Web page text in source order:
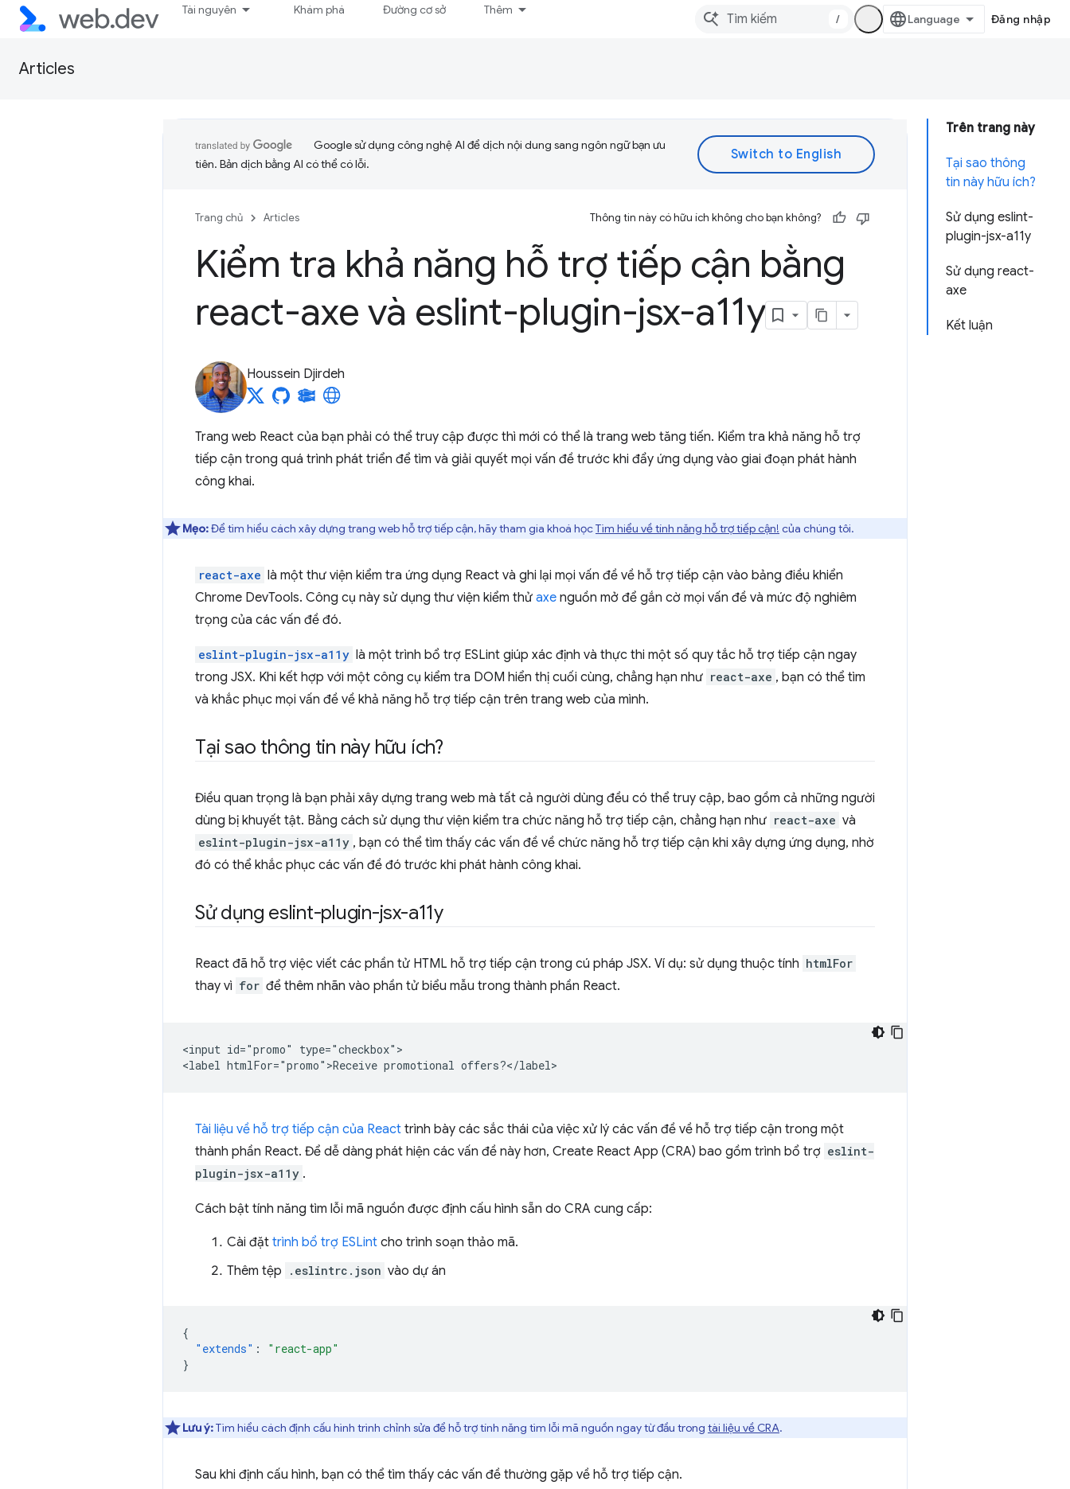
Tài nguyên Khám phá Đường cơ sở Thêm
/ Đăng nhập
Articles
Trên trang này
Tại sao thông
tin này hữu ích?
Sử dụng eslint-
plugin-jsx-a11y
Sử dụng react-
axe
Kết luận
Google sử dụng công nghệ AI để dịch nội dung sang ngôn ngữ bạn ưu
tiên. Bản dịch bằng AI có thể có lỗi.
Trang chủ Articles Thông tin này có hữu ích không cho bạn không?
Kiểm tra khả năng hỗ trợ tiếp cận bằng
react-axe và eslint-plugin-jsx-a11y
Houssein Djirdeh
Trang web React của bạn phải có thể truy cập được thì mới có thể là trang web tăng tiến. Kiểm tra khả năng hỗ trợ
tiếp cận trong quá trình phát triển để tìm và giải quyết mọi vấn đề trước khi đẩy ứng dụng vào giai đoạn phát hành
công khai.
Mẹo:Để tìm hiểu cách xây dựng trang web hỗ trợ tiếp cận, hãy tham gia khoá họcTìm hiểu về tính năng hỗ trợ tiếp cận! của chúng tôi.
react-axe là một thư viện kiểm tra ứng dụng React và ghi lại mọi vấn đề về hỗ trợ tiếp cận vào bảng điều khiển
Chrome DevTools. Công cụ này sử dụng thư viện kiểm thử axe nguồn mở để gắn cờ mọi vấn đề và mức độ nghiêm
trọng của các vấn đề đó.
eslint-plugin-jsx-a11y là một trình bổ trợ ESLint giúp xác định và thực thi một số quy tắc hỗ trợ tiếp cận ngay
trong JSX. Khi kết hợp với một công cụ kiểm tra DOM hiển thị cuối cùng, chẳng hạn như react-axe , bạn có thể tìm
và khắc phục mọi vấn đề về khả năng hỗ trợ tiếp cận trên trang web của mình.
Tại sao thông tin này hữu ích?
Điều quan trọng là bạn phải xây dựng trang web mà tất cả người dùng đều có thể truy cập, bao gồm cả những người
dùng bị khuyết tật. Bằng cách sử dụng thư viện kiểm tra chức năng hỗ trợ tiếp cận, chẳng hạn như react-axe và
eslint-plugin-jsx-a11y , bạn có thể tìm thấy các vấn đề về chức năng hỗ trợ tiếp cận khi xây dựng ứng dụng, nhờ
đó có thể khắc phục các vấn đề đó trước khi phát hành công khai.
Sử dụng eslint-plugin-jsx-a11y
React đã hỗ trợ việc viết các phần tử HTML hỗ trợ tiếp cận trong cú pháp JSX. Ví dụ: sử dụng thuộc tính htmlFor
thay vì for để thêm nhãn vào phần tử biểu mẫu trong thành phần React.
<input id="promo" type="checkbox">
Tài liệu về hỗ trợ tiếp cận của React trình bày các sắc thái của việc xử lý các vấn đề về hỗ trợ tiếp cận trong một
thành phần React. Để dễ dàng phát hiện các vấn đề này hơn, Create React App (CRA) bao gồm trình bổ trợ eslint-
plugin-jsx-a11y .
Cách bật tính năng tìm lỗi mã nguồn được định cấu hình sẵn do CRA cung cấp:
Cài đặt trình bổ trợ ESLint cho trình soạn thảo mã.
Thêm tệp
.eslintrc.json vào dự án
{
"extends" :
"react-app"
}
Lưu ý:Tìm hiểu cách định cấu hình trình chỉnh sửa để hỗ trợ tính năng tìm lỗi mã nguồn ngay từ đầu trong tài liệu về CRA.
Sau khi định cấu hình, bạn có thể tìm thấy các vấn đề thường gặp về hỗ trợ tiếp cận.